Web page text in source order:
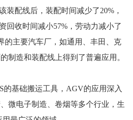
装配线后，装配时间减少了20%，
回收时间减小57%，劳动力减小了
的主要汽车厂，如通用、丰田、克
制造和装配线上得到了普遍应用。
的基础搬运工具，AGV的应用深入
微电子制造、卷烟等多个行业，生